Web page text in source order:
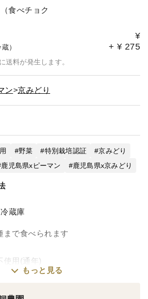
食べチョク
¥
） + ¥ 275
送料が発生します。
ン 京みどり
野菜 特別栽培認証
京みどり
鹿児島県xピーマン 鹿児島県x京みどり
蔵庫
まで食べられます
使用(通年)
もっと見る